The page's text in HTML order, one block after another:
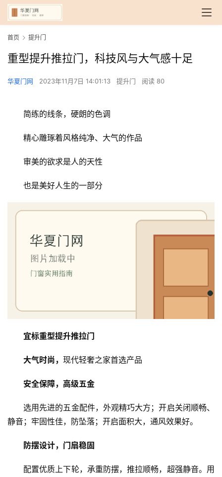
首页 提升门
重型提升推拉门，科技风与大气感十足
华夏门网 2023年11月7日 14:01:13 提升门 阅读 80
简练的线条，硬朗的色调
精心雕琢着风格纯净、大气的作品
审美的欲求是人的天性
也是美好人生的一部分
宜标重型提升推拉门
大气时尚， 现代轻奢之家首选产品
安全保障，高级五金
选用先进的五金配件，外观精巧大方；开启关闭顺畅、
静音；牢固性佳，防坠落；开启面积大，通风效果好。
防摆设计，门扇稳固
配置优质上下轮，承重防摆，推拉顺畅，超强静音。用